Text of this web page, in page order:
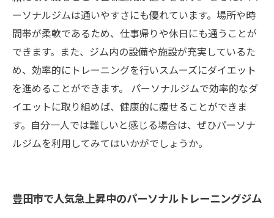
ーソナルジムは通いやすさにも優れています。場所や時
間帯が柔軟であるため、仕事帰りや休日にも通うことが
できます。また、ジム内の設備や施設が充実しているた
め、効率的にトレーニングを行いスムーズにダイエット
を進めることができます。 パーソナルジムで効率的なダ
イエットに取り組めば、健康的に痩せることができま
す。自分一人では難しいと感じる場合は、ぜひパーソナ
ルジムを利用してみてはいかがでしょうか。
豊田市で人気急上昇中のパーソナルトレーニングジム